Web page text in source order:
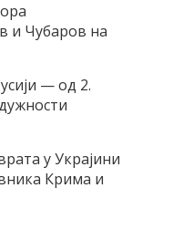
и Чубаров на
— од 2.
у Украјини
Крима и